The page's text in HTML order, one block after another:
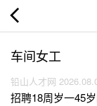
车间女工
铅山人才网
招聘18周岁一45